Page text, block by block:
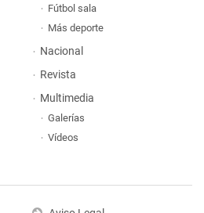
Fútbol sala
Más deporte
Nacional
Revista
Multimedia
Galerías
Vídeos